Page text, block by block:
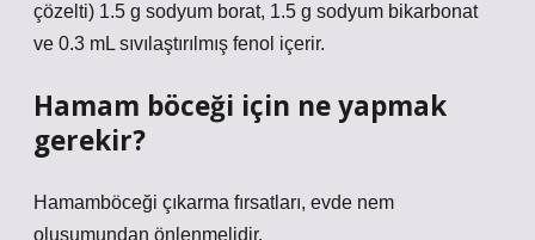
çözelti) 1.5 g sodyum borat, 1.5 g sodyum bikarbonat
ve 0.3 mL sıvılaştırılmış fenol içerir.
Hamam böceği için ne yapmak
gerekir?
Hamamböceği çıkarma fırsatları, evde nem
oluşumundan önlenmelidir.